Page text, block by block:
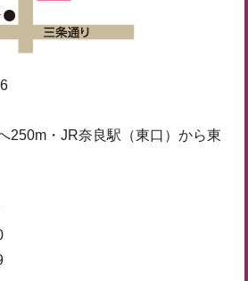
250m・JR奈良駅（東口）から東